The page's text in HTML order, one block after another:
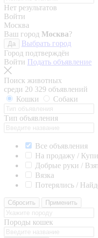
Нет результатов
Войти
Москва
Ваш город Москва?
Да
Выбрать город
Город подтверждён
Войти Подать объявление
Поиск животных
среди 20 329 объявлений
Кошки
Собаки
Тип объявления
Все объявления
На продажу /
Добрые руки /
Вязка
Потерялись /
Сбросить Применить
Породы кошек